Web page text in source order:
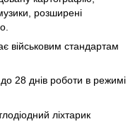
розширені
військовим стандартам
28 днів роботи в режимі
ліхтарик